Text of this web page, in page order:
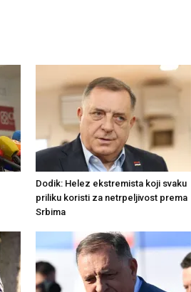
Dodik: Helez ekstremista koji svaku
priliku koristi za netrpeljivost prema
Srbima